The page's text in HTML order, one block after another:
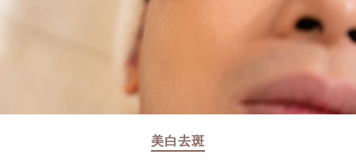
美白去斑